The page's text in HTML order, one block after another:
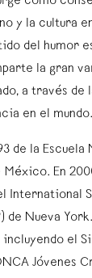
y la cultura
del humor
la gran
a través de
en el mundo.
de la
México. En
International
de Nueva
el
Jóvenes